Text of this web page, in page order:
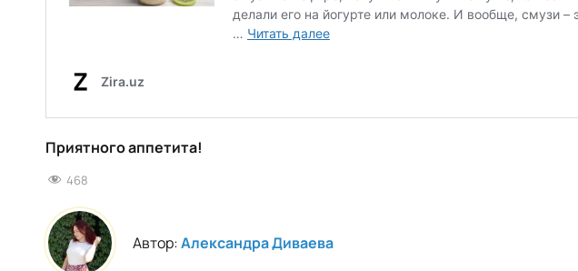
Приятного аппетита!
468
Автор:Александра Диваева